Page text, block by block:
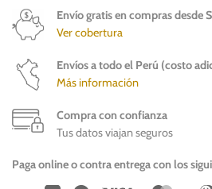
Envío gratis en compras desde
Ver cobertura
Envíos a todo el Perú (costo
Más información
Compra con confianza
Tus datos viajan seguros
Paga online o contra entrega con los